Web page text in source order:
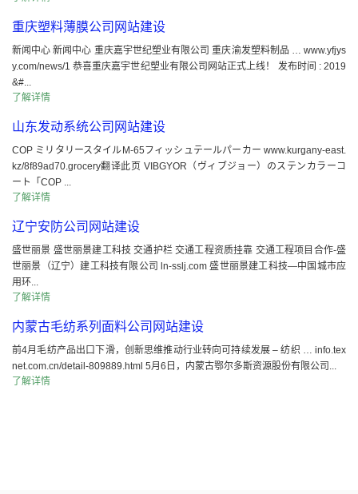
重庆塑料薄膜公司网站建设
新闻中心 新闻中心 重庆嘉宇世纪塑业有限公司 重庆渝发塑料制品 … www.yfjys
y.com/news/1 恭喜重庆嘉宇世纪塑业有限公司网站正式上线！ 发布时间 : 2019
&#...
了解详情
山东发动系统公司网站建设
COP ミリタリースタイルM-65フィッシュテールパーカー www.kurgany-east.
kz/8f89ad70.grocery翻译此页 VIBGYOR（ヴィブジョー）のステンカラーコ
ート「COP ...
了解详情
辽宁安防公司网站建设
盛世丽景 盛世丽景建工科技 交通护栏 交通工程资质挂靠 交通工程项目合作-盛
世丽景（辽宁）建工科技有限公司 ln-sslj.com 盛世丽景建工科技—中国城市应
用环...
了解详情
内蒙古毛纺系列面料公司网站建设
前4月毛纺产品出口下滑，创新思维推动行业转向可持续发展 – 纺织 … info.tex
net.com.cn/detail-809889.html 5月6日，内蒙古鄂尔多斯资源股份有限公司...
了解详情